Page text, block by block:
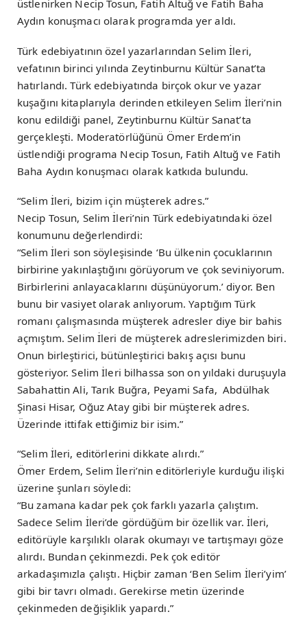
üstlenirken Necip Tosun, Fatih Altuğ ve Fatih Baha
Aydın konuşmacı olarak programda yer aldı.
Türk edebiyatının özel yazarlarından Selim İleri,
vefatının birinci yılında Zeytinburnu Kültür Sanat’ta
hatırlandı. Türk edebiyatında birçok okur ve yazar
kuşağını kitaplarıyla derinden etkileyen Selim İleri’nin
konu edildiği panel, Zeytinburnu Kültür Sanat’ta
gerçekleşti. Moderatörlüğünü Ömer Erdem’in
üstlendiği programa Necip Tosun, Fatih Altuğ ve Fatih
Baha Aydın konuşmacı olarak katkıda bulundu.
“Selim İleri, bizim için müşterek adres.”
Necip Tosun, Selim İleri’nin Türk edebiyatındaki özel
konumunu değerlendirdi:
“Selim İleri son söyleşisinde ‘Bu ülkenin çocuklarının
birbirine yakınlaştığını görüyorum ve çok seviniyorum.
Birbirlerini anlayacaklarını düşünüyorum.’ diyor. Ben
bunu bir vasiyet olarak anlıyorum. Yaptığım Türk
romanı çalışmasında müşterek adresler diye bir bahis
açmıştım. Selim İleri de müşterek adreslerimizden biri.
Onun birleştirici, bütünleştirici bakış açısı bunu
gösteriyor. Selim İleri bilhassa son on yıldaki duruşuyla
Sabahattin Ali, Tarık Buğra, Peyami Safa, Abdülhak
Şinasi Hisar, Oğuz Atay gibi bir müşterek adres.
Üzerinde ittifak ettiğimiz bir isim.”
“Selim İleri, editörlerini dikkate alırdı.”
Ömer Erdem, Selim İleri’nin editörleriyle kurduğu ilişki
üzerine şunları söyledi:
“Bu zamana kadar pek çok farklı yazarla çalıştım.
Sadece Selim İleri’de gördüğüm bir özellik var. İleri,
editörüyle karşılıklı olarak okumayı ve tartışmayı göze
alırdı. Bundan çekinmezdi. Pek çok editör
arkadaşımızla çalıştı. Hiçbir zaman ‘Ben Selim İleri’yim’
gibi bir tavrı olmadı. Gerekirse metin üzerinde
çekinmeden değişiklik yapardı.”